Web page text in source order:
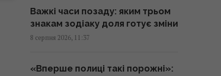
українських дронів
10:55 субота, 08 серпня 2026
виявили печеру з рідкісними
Важкі часи позаду: яким трьом
знакам зодіаку доля готує зміни
8 серпня 2026, 11:37
«Вперше полиці такі порожні»: